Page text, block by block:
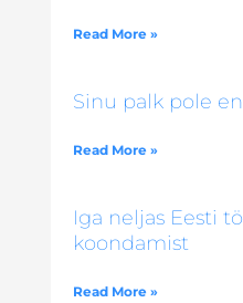
Read More »
Sinu palk pole
Read More »
Iga neljas Eesti
koondamist
Read More »